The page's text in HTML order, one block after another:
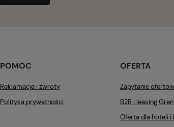
POMOC
Reklamacje i zwroty
Polityka prywatności
OFERTA
Zapytanie
B2B i leasing
Oferta dla hoteli i